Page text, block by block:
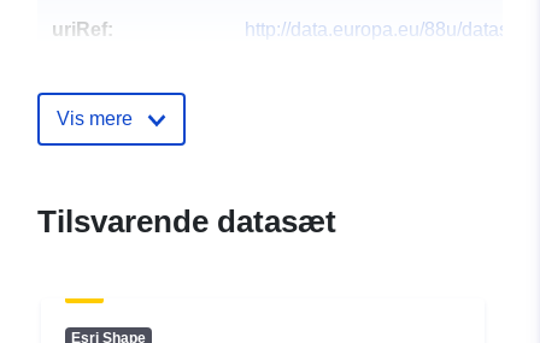
uriRef:
http://data.europa.eu/88u/dataset/
Vis mere
Tilsvarende datasæt
Esri Shape